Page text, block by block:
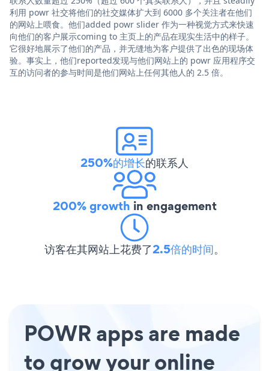
利用 powr 社交将他们的社交媒体扩大到 6000 多个关注者在他们
的网站上喂食。他们added powr slider 作为一种视觉方式来快速
向他们的客户展示coming to 主页上的产品在现实生活中的样子。
它很好地展示了他们的产品，并无缝地为客户提供了出色的现场体
验。事实上，他们reported发现与他们网站上的 powr 应用程序交
互的访问者的参与时间是他们网站上任何其他人的 2.5 倍。
250%的增长的联系人
200% growth in engagement
访客在其网站上花费了2.5倍的时间。
POWR apps are made
to grow your online